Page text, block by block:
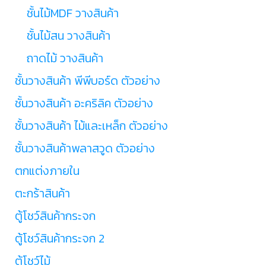
ชั้นไม้MDF วางสินค้า
ชั้นไม้สน วางสินค้า
ถาดไม้ วางสินค้า
ชั้นวางสินค้า พีพีบอร์ด ตัวอย่าง
ชั้นวางสินค้า อะคริลิค ตัวอย่าง
ชั้นวางสินค้า ไม้และเหล็ก ตัวอย่าง
ชั้นวางสินค้าพลาสวูด ตัวอย่าง
ตกแต่งภายใน
ตะกร้าสินค้า
ตู้โชว์สินค้ากระจก
ตู้โชว์สินค้ากระจก 2
ตู้โชว์ไม้